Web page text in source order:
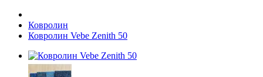
Ковролин
Ковролин Vebe Zenith 50